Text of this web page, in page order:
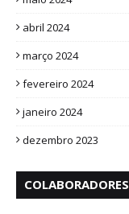
abril 2024
março 2024
fevereiro 2024
janeiro 2024
dezembro 2023
COLABORADORES